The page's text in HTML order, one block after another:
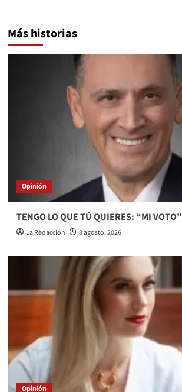
Más historias
Opinión
TENGO LO QUE TÚ QUIERES: “MI VOTO”
La Redacción 8 agosto, 2026
Opinión